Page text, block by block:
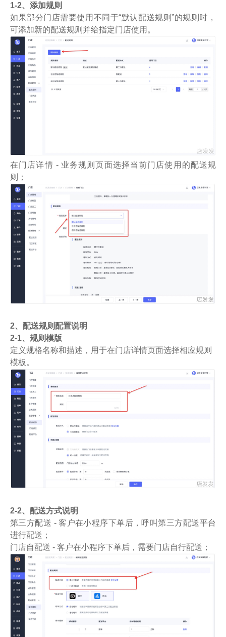
1-2、添加规则
如果部分门店需要使用不同于“默认配送规则”的规则时，
可添加新的配送规则并给指定门店使用。
在门店详情 - 业务规则页面选择当前门店使用的配送规
则；
2、配送规则配置说明
2-1、规则模版
定义规格名称和描述，用于在门店详情页面选择相应规则
模板。
2-2、配送方式说明
第三方配送 - 客户在小程序下单后，呼叫第三方配送平台
进行配送；
门店自配送 - 客户在小程序下单后，需要门店自行配送；